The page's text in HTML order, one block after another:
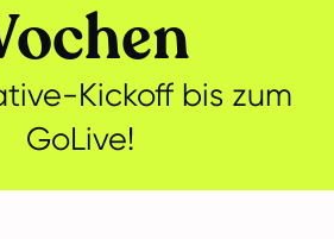
Kickoff bis zum
GoLive!